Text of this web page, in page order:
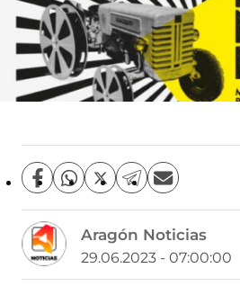
Aragón Noticias
29.06.2023 - 07:00:00
C
m
p
a
r
C
C
p
a
C
p
a
C
p
a